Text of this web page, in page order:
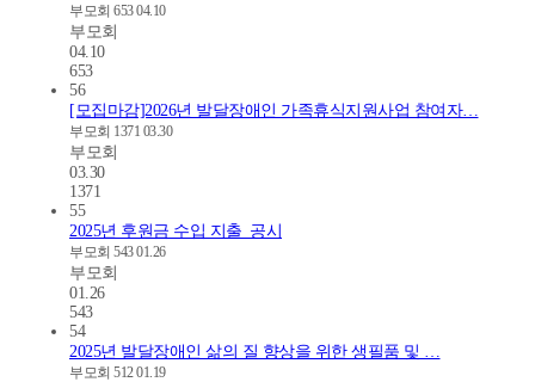
부모회 65304.10
부모회
04.10
653
56
[모집마감]2026년 발달장애인 가족휴식지원사업 참여자…
부모회 1371 03.30
부모회
03.30
1371
55
2025년 후원금 수입 지출_공시
부모회 54301.26
부모회
01.26
543
54
2025년 발달장애인 삶의 질 향상을 위한 생필품 및 …
부모회 51201.19